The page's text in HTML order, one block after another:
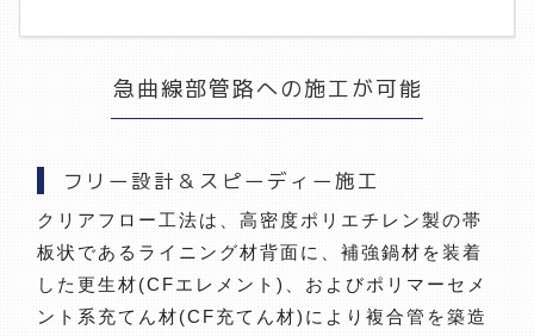
急曲線部管路への施工が可能
フリー設計＆スピーディー施工
クリアフロー工法は、高密度ポリエチレン製の帯
板状であるライニング材背面に、補強鍋材を装着
した更生材(CFエレメント)、およびポリマーセメ
ント系充てん材(CF充てん材)により複合管を築造